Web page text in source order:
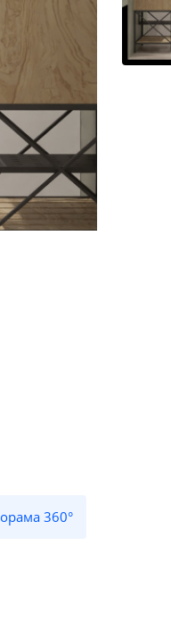
360°
способом
списываться
каждые 2 недели